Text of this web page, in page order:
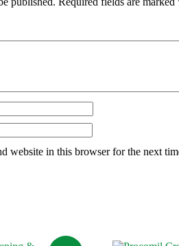
website in this browser for the next